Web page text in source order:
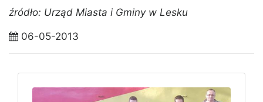
źródło: Urząd Miasta i Gminy w Lesku
06-05-2013